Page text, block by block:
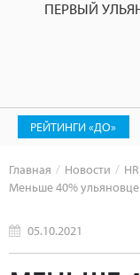
ПЕРВЫЙ
РЕЙТИНГИ «ДО»
Главная Новости
HR
Меньше 40%
05.10.2021